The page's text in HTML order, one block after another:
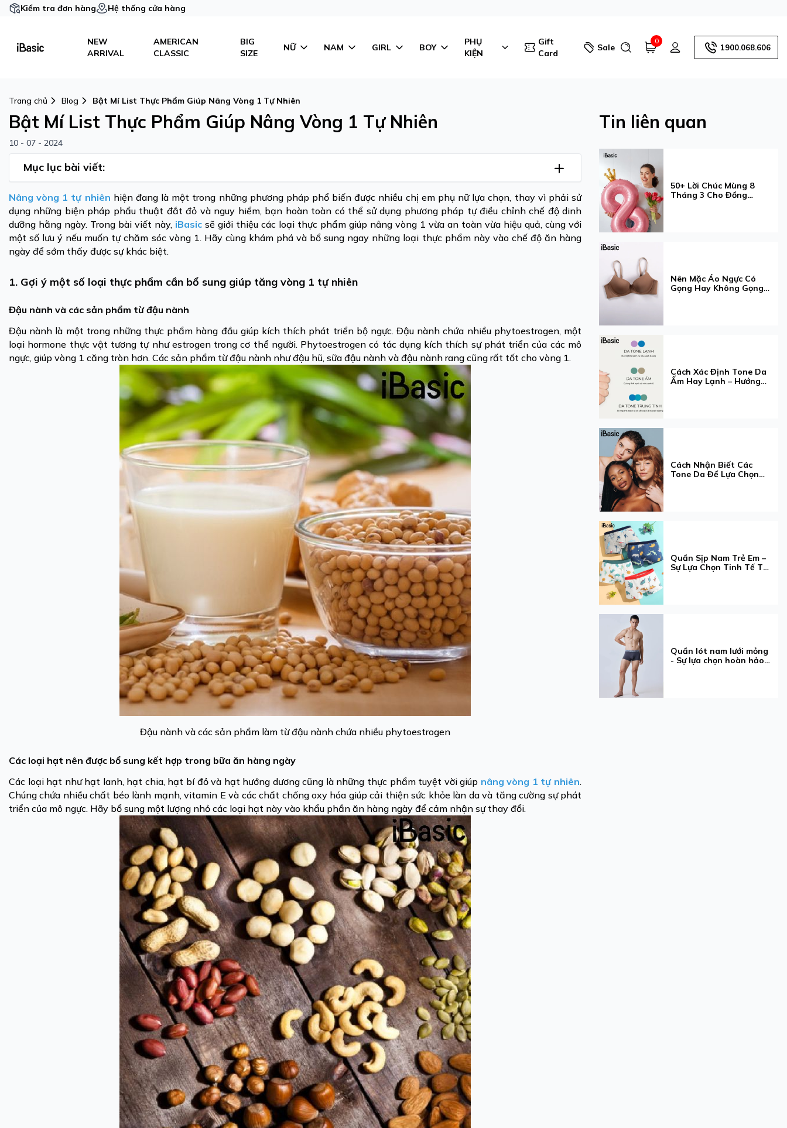
Kiểm tra đơn hàng Hệ thống cửa hàng
NEW
ARRIVAL
AMERICAN
CLASSIC
BIG
SIZE
NỮ NAM GIRL BOY
PHỤ
KIỆN
Gift
Card
Sale
0
1900.068.606
Trang chủ Blog Bật Mí List Thực Phẩm Giúp Nâng Vòng 1 Tự Nhiên
Bật Mí List Thực Phẩm Giúp Nâng Vòng 1 Tự Nhiên
10 - 07 - 2024
Mục lục bài viết:
Nâng vòng 1 tự nhiên hiện đang là một trong những phương pháp phổ biến được nhiều chị em phụ nữ lựa chọn, thay vì phải sử
dụng những biện pháp phẩu thuật đắt đỏ và nguy hiểm, bạn hoàn toàn có thể sử dụng phương pháp tự điều chỉnh chế độ dinh
dưỡng hằng ngày. Trong bài viết này, iBasic sẽ giới thiệu các loại thực phẩm giúp nâng vòng 1 vừa an toàn vừa hiệu quả, cùng với
một số lưu ý nếu muốn tự chăm sóc vòng 1. Hãy cùng khám phá và bổ sung ngay những loại thực phẩm này vào chế độ ăn hàng
ngày để sớm thấy được sự khác biệt.
1. Gợi ý một số loại thực phẩm cần bổ sung giúp tăng vòng 1 tự nhiên
Đậu nành và các sản phẩm từ đậu nành
Đậu nành là một trong những thực phẩm hàng đầu giúp kích thích phát triển bộ ngực. Đậu nành chứa nhiều phytoestrogen, một
loại hormone thực vật tương tự như estrogen trong cơ thể người. Phytoestrogen có tác dụng kích thích sự phát triển của các mô
ngực, giúp vòng 1 căng tròn hơn. Các sản phẩm từ đậu nành như đậu hũ, sữa đậu nành và đậu nành rang cũng rất tốt cho vòng 1.
Đậu nành và các sản phẩm làm từ đậu nành chứa nhiều phytoestrogen
Các loại hạt nên được bổ sung kết hợp trong bữa ăn hàng ngày
Các loại hạt như hạt lanh, hạt chia, hạt bí đỏ và hạt hướng dương cũng là những thực phẩm tuyệt vời giúp nâng vòng 1 tự nhiên.
Chúng chứa nhiều chất béo lành mạnh, vitamin E và các chất chống oxy hóa giúp cải thiện sức khỏe làn da và tăng cường sự phát
triển của mô ngực. Hãy bổ sung một lượng nhỏ các loại hạt này vào khẩu phần ăn hàng ngày để cảm nhận sự thay đổi.
Tin liên quan
50+ Lời Chúc Mùng 8
Tháng 3 Cho Đồng
Nên Mặc Áo Ngực Có
Gọng Hay Không Gọng?
Cách Xác Định Tone Da
Ấm Hay Lạnh – Hướng
Cách Nhận Biết Các
Tone Da Để Lựa Chọn
Quần Sịp Nam Trẻ Em –
Sự Lựa Chọn Tinh Tế Từ
Quần lót nam lưới mỏng
- Sự lựa chọn hoàn hảo